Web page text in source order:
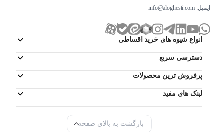
ایمیل: info@aloghesti.com
انواع شیوه های خرید اقساطی
دسترسی سریع
پرفروش ترین محصولات
لینک های مفید
بازگشت به بالای صفحه